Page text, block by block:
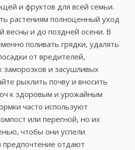
и фруктов для всей семьи.
растениям полноценный уход
весны и до поздней осени. В
поливать грядки, удалять
от вредителей,
заморозков и засушливых
рыхлить почву и вносить
к здоровым и урожайным
часто используют
или перегной, но их
чтобы они успели
предпочтение отдают